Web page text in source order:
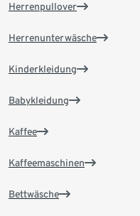
Herrenpullover
Herrenunterwäsche
Kinderkleidung
Babykleidung
Kaffee
Kaffeemaschinen
Bettwäsche